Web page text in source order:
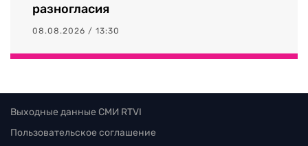
разногласия
08.08.2026 / 13:30
Выходные данные СМИ RTVI
Пользовательское соглашение